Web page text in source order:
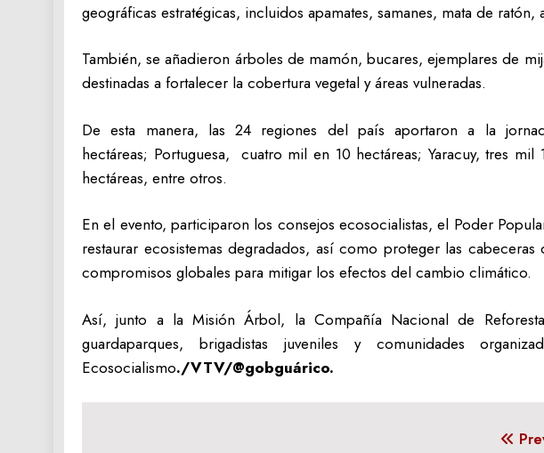
geográficas estratégicas, incluidos apamates, samanes, mata de ratón,
También, se añadieron árboles de mamón, bucares, ejemplares de
destinadas a fortalecer la cobertura vegetal y áreas vulneradas.
De esta manera, las 24 regiones del país aportaron a la
hectáreas; Portuguesa, cuatro mil en 10 hectáreas; Yaracuy, tres
hectáreas, entre otros.
En el evento, participaron los consejos ecosocialistas, el Poder
restaurar ecosistemas degradados, así como proteger las
compromisos globales para mitigar los efectos del cambio climático.
Así, junto a la Misión Árbol, la Compañía Nacional de
guardaparques, brigadistas juveniles y comunidades
Ecosocialismo./VTV/@gobguárico.